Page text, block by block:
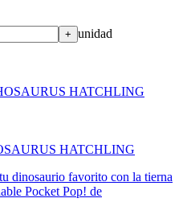
+ unidad
HATCHLING
dinosaurio favorito con la tierna
Pocket Pop! de